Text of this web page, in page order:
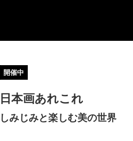
開催中
日本画あれこれ
しみじみと楽しむ美の世界